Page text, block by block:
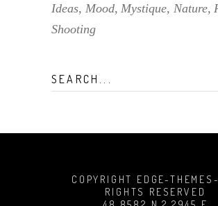
Ideas Mood Mystique Nature
Shooting
Search
for:
COPYRIGHT EDGE-
RIGHTS RESERVED